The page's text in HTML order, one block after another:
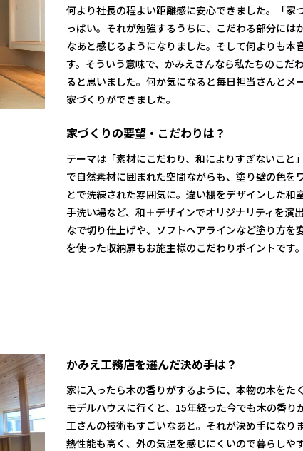
何より社長の程よい距離感に安心できました。「家
っぱい。それが勉強するうちに、こだわる部分に
なあと感じるようになりました。そして何よりも本
す。そういう意味で、かみえさんなら私たちのこだ
ると思いました。何か気になると毎日担当さんとメ
家づくりができました。
家づくりの要望・こだわりは？
テーマは「素材にこだわり、和によりすぎないこと
で自然素材に囲まれた空間ながらも、塗り壁の色を
とで洗練された雰囲気に。違い棚をデザインした
手洗い場など、和＋デザインでオリジナリティを演
なで切り仕上げや、ソフトヘアラインなど塗り方
を使った収納扉もお施主様のこだわりポイントです。
かみえ工務店を選んだ決め手は？
家に入ったら木の香りがするように、本物の木をた
モデルハウスに行くと、15年経った今でも木の香
工さんの技術もすごいなあと。それが決め手になり
熱性能も高く、外の気温を感じにくいので暮らしやす